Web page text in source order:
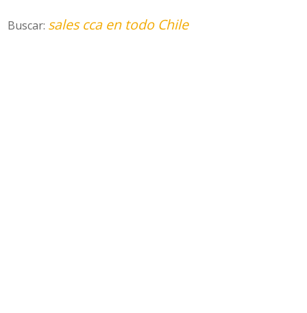
Buscar: sales cca en todo Chile